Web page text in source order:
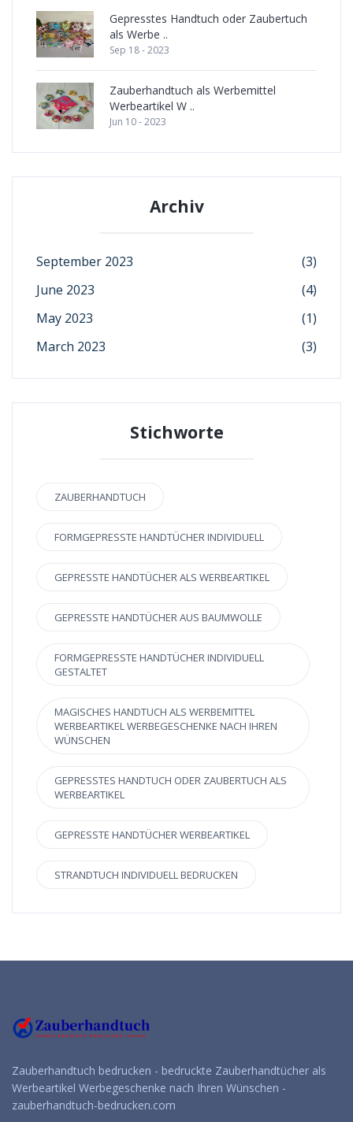
Gepresstes Handtuch oder Zaubertuch
als Werbe ..
Sep 18 - 2023
Zauberhandtuch als Werbemittel
Werbeartikel W ..
Jun 10 - 2023
Archiv
September 2023
(3)
June 2023
(4)
May 2023
(1)
March 2023
(3)
Stichworte
ZAUBERHANDTUCH
FORMGEPRESSTE HANDTÜCHER INDIVIDUELL
GEPRESSTE HANDTÜCHER ALS WERBEARTIKEL
GEPRESSTE HANDTÜCHER AUS BAUMWOLLE
FORMGEPRESSTE HANDTÜCHER INDIVIDUELL
GESTALTET
MAGISCHES HANDTUCH ALS WERBEMITTEL
WERBEARTIKEL WERBEGESCHENKE NACH IHREN
WÜNSCHEN
GEPRESSTES HANDTUCH ODER ZAUBERTUCH ALS
WERBEARTIKEL
GEPRESSTE HANDTÜCHER WERBEARTIKEL
STRANDTUCH INDIVIDUELL BEDRUCKEN
Zauberhandtuch bedrucken - bedruckte Zauberhandtücher als
Werbeartikel Werbegeschenke nach Ihren Wünschen -
zauberhandtuch-bedrucken.com